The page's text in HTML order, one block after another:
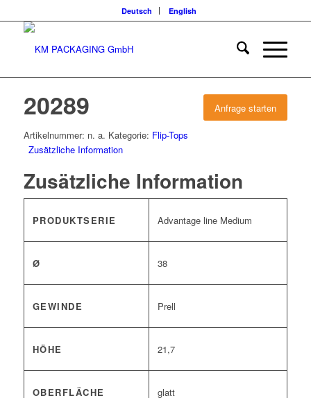
Deutsch English
Anfrage starten
20289
Artikelnummer: n. a. Kategorie: Flip-Tops
Zusätzliche Information
Zusätzliche Information
PRODUKTSERIE Advantage line Medium
Ø 38
GEWINDE Prell
HÖHE 21,7
OBERFLÄCHE glatt